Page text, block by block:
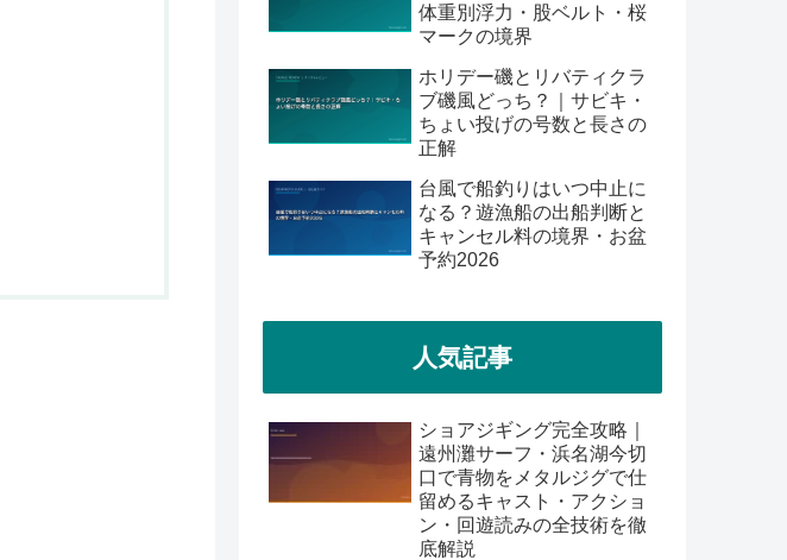
体重別浮力・股ベルト・桜
マークの境界
ホリデー磯とリバティクラ
ブ磯風どっち？｜サビキ・
ちょい投げの号数と長さの
正解
台風で船釣りはいつ中止に
なる？遊漁船の出船判断と
キャンセル料の境界・お盆
予約2026
人気記事
ショアジギング完全攻略｜
遠州灘サーフ・浜名湖今切
口で青物をメタルジグで仕
留めるキャスト・アクショ
ン・回遊読みの全技術を徹
底解説